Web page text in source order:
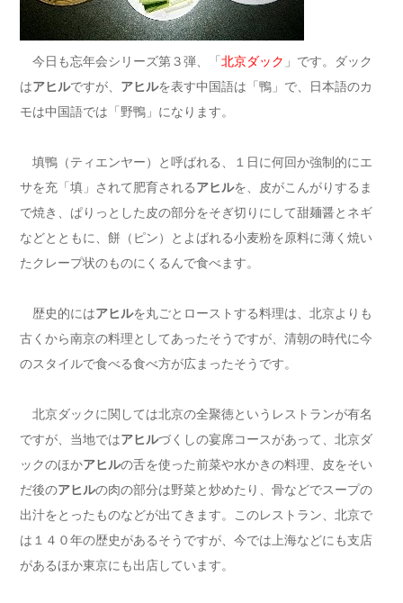
今日も忘年会シリーズ第３弾、「 北京ダック 」です。ダック
はアヒルですが、 アヒルを表す中国語は「鴨」で、日本語のカ
モは中国語では「野鴨」になります。
填鴨（ティエンヤー）と呼ばれる、１日に何回か強制的にエ
サを充「填」されて肥育されるアヒルを、皮がこんがりするま
で焼き、ぱりっとした皮の部分をそぎ切りにして甜麺醤とネギ
などとともに、餅（ピン）とよばれる小麦粉を原料に薄く焼い
たクレープ状のものにくるんで食べます。
歴史的にはアヒルを丸ごとローストする料理は、北京よりも
古くから南京の料理としてあったそうですが、清朝の時代に今
のスタイルで食べる食べ方が広まったそうです。
北京ダックに関しては北京の全聚徳というレストランが有名
ですが、当地ではアヒルづくしの宴席コースがあって、北京ダ
ックのほかアヒルの舌を使った前菜や水かきの料理、皮をそい
だ後のアヒルの肉の部分は野菜と炒めたり、骨などでスープの
出汁をとったものなどが出てきます。このレストラン、北京で
は１４０年の歴史があるそうですが、今では上海などにも支店
があるほか東京にも出店しています。